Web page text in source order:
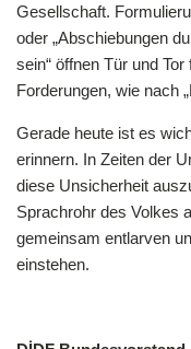
Gesellschaft.
oder „Abschiebungen
sein“ öffnen Tür und
Forderungen, wie nach
Gerade heute ist es
erinnern. In Zeiten der
diese Unsicherheit
Sprachrohr des Volkes
gemeinsam entlarven
einstehen.